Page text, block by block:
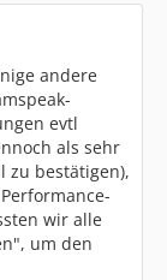
andere
evtl
als sehr
zu bestätigen),
wir alle
um den